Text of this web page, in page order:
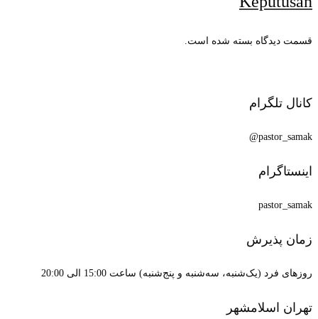
قسمت دیدگاه بسته شده است.
کانال تلگرام
pastor_samak@
اینستاگرام
pastor_samak
زمان پذیرش
روزهای فرد (یک‌شنبه، سه‌شنبه و پنج‌شنبه) ساعت 15:00 الی 20:00
تهران اسلامشهر